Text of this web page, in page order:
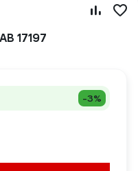
17197
-3%